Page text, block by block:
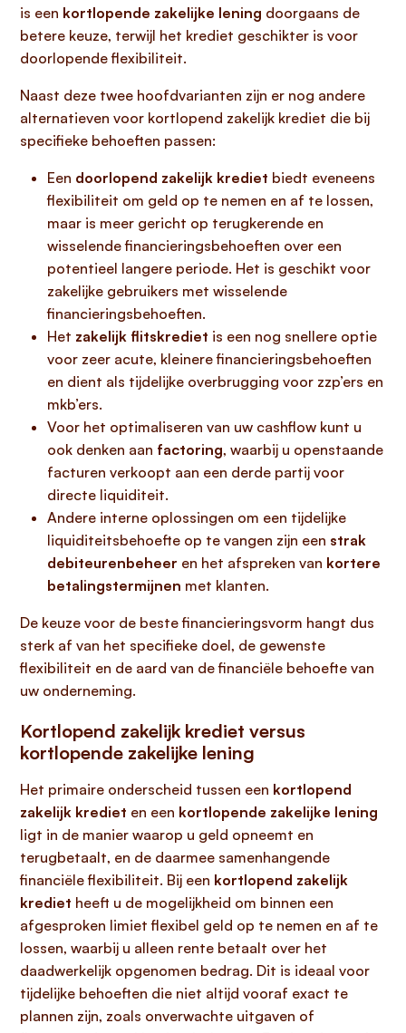
is een kortlopende zakelijke lening doorgaans de
betere keuze, terwijl het krediet geschikter is voor
doorlopende flexibiliteit.
Naast deze twee hoofdvarianten zijn er nog andere
alternatieven voor kortlopend zakelijk krediet die bij
specifieke behoeften passen:
Een doorlopend zakelijk krediet biedt eveneens
flexibiliteit om geld op te nemen en af te lossen,
maar is meer gericht op terugkerende en
wisselende financieringsbehoeften over een
potentieel langere periode. Het is geschikt voor
zakelijke gebruikers met wisselende
financieringsbehoeften.
Het zakelijk flitskrediet is een nog snellere optie
voor zeer acute, kleinere financieringsbehoeften
en dient als tijdelijke overbrugging voor zzp’ers en
mkb’ers.
Voor het optimaliseren van uw cashflow kunt u
ook denken aan factoring, waarbij u openstaande
facturen verkoopt aan een derde partij voor
directe liquiditeit.
Andere interne oplossingen om een tijdelijke
liquiditeitsbehoefte op te vangen zijn een strak
debiteurenbeheer en het afspreken van kortere
betalingstermijnen met klanten.
De keuze voor de beste financieringsvorm hangt dus
sterk af van het specifieke doel, de gewenste
flexibiliteit en de aard van de financiële behoefte van
uw onderneming.
Kortlopend zakelijk krediet versus
kortlopende zakelijke lening
Het primaire onderscheid tussen een kortlopend
zakelijk krediet en een kortlopende zakelijke lening
ligt in de manier waarop u geld opneemt en
terugbetaalt, en de daarmee samenhangende
financiële flexibiliteit. Bij een kortlopend zakelijk
krediet heeft u de mogelijkheid om binnen een
afgesproken limiet flexibel geld op te nemen en af te
lossen, waarbij u alleen rente betaalt over het
daadwerkelijk opgenomen bedrag. Dit is ideaal voor
tijdelijke behoeften die niet altijd vooraf exact te
plannen zijn, zoals onverwachte uitgaven of